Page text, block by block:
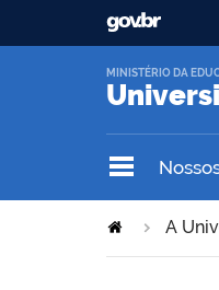
MINISTÉRIO DA
A